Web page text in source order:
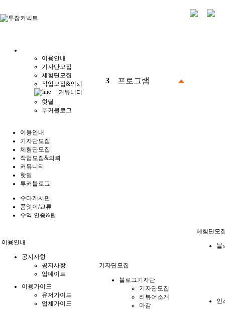
이용안내
기자단모집
체험단모집
작업모집&의뢰
커뮤니티
핫딜
투커블로그
3 프로그램
이용안내
기자단모집
체험단모집
작업모집&의뢰
커뮤니티
핫딜
투커블로그
수다게시판
품앗이/교류
수익 인증&팁
이용안내
공지사항
공지사항
업데이트
이용가이드
유저가이드
업체가이드
기자단모집
블로그기자단
기자단모집
리뷰어소개
마감
체험단모
블
인